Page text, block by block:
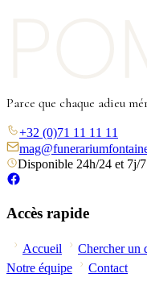
Parce que chaque adieu
+32 (0)71 11 11 11
Disponible 24h/24 et 7j/7
Accès rapide
Accueil Chercher un
Notre équipe
Contact